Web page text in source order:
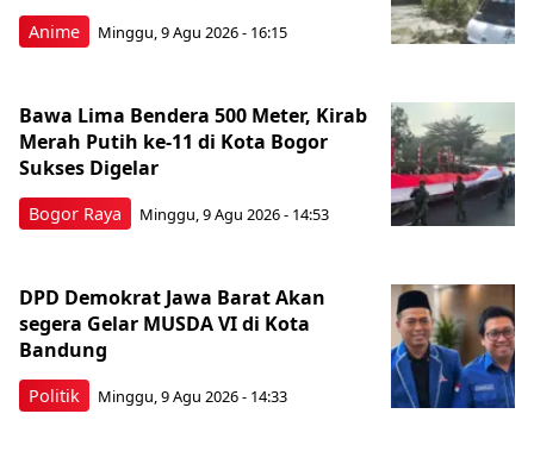
Anime Minggu, 9 Agu 2026 - 16:15
Bogor Raya
Bawa Lima Bendera 500 Meter, Kirab
Merah Putih ke-11 di Kota Bogor
Sukses Digelar
Minggu, 9 Agu 2026 - 14:53
Politik
DPD Demokrat Jawa Barat Akan
segera Gelar MUSDA VI di Kota
Bandung
Minggu, 9 Agu 2026 - 14:33